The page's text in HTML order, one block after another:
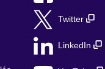
Twitter
LinkedIn